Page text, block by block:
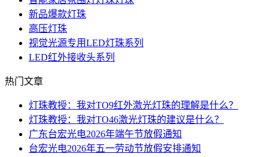
新品爆款灯珠
高压灯珠
视觉光源专用LED灯珠系列
LED红外接收头系列
热门文章
灯珠教授：我对TO9红外激光灯珠的理解是什么？
灯珠教授：我对TO46激光灯珠的建议是什么？
广东台宏光电2026年端午节放假通知
台宏光电2026年五一劳动节放假安排通知